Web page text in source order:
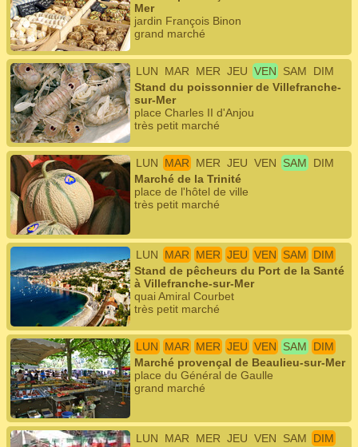
Mer
jardin François Binon
grand marché
LUN MAR MER JEU VEN SAM
DIM
Stand du poissonnier de Villefranche-
sur-Mer
place Charles II d'Anjou
très petit marché
LUN MAR MER JEU VEN SAM
DIM
Marché de la Trinité
place de l'hôtel de ville
très petit marché
LUN MAR MER JEU VEN SAM
DIM
Stand de pêcheurs du Port de la Santé
à Villefranche-sur-Mer
quai Amiral Courbet
très petit marché
LUN MAR MER JEU VEN SAM
DIM
Marché provençal de Beaulieu-sur-Mer
place du Général de Gaulle
grand marché
LUN MAR MER JEU VEN SAM
DIM